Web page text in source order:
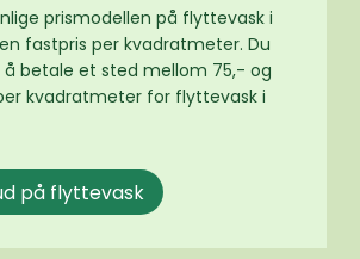
prismodellen på flyttevask i
fastpris per kvadratmeter. Du
betale et sted mellom 75,- og
kvadratmeter for flyttevask i
på flyttevask